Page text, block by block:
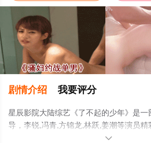
剧情介绍 我要评分
星辰影院大陆综艺《了不起的少年》是一
导，李锐,冯青,方锦龙,林跃,姜潮等演员精
艺，手机免费观看高清无删减完整版综艺
